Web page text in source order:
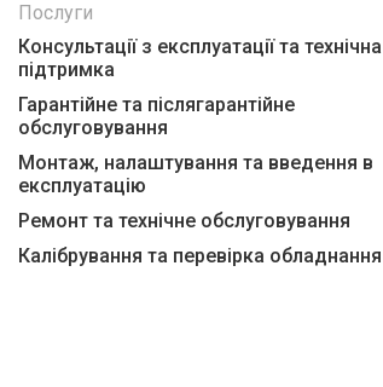
Послуги
Консультації з експлуатації та технічна
підтримка
Гарантійне та післягарантійне
обслуговування
Монтаж, налаштування та введення в
експлуатацію
Ремонт та технічне обслуговування
Калібрування та перевірка обладнання